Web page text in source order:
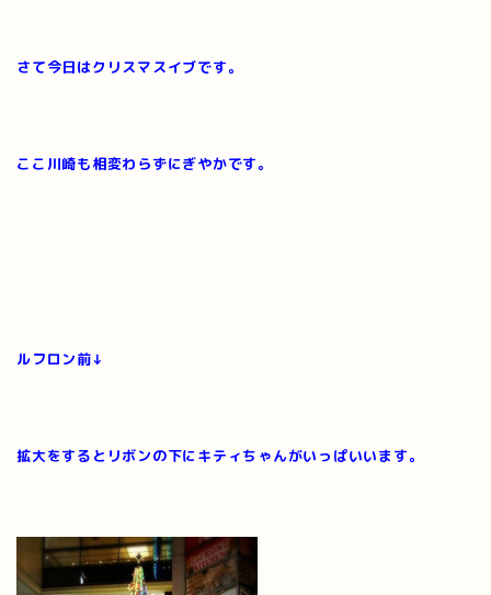
さて今日はクリスマスイブです。
ここ川崎も相変わらずにぎやかです。
ルフロン前↓
拡大をするとリボンの下にキティちゃんがいっぱいいます。